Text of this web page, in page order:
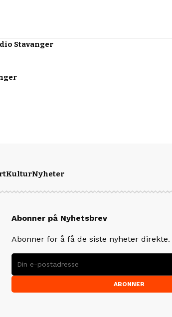
Stavanger
KulturNyheter
Abonner på Nyhetsbrev
Abonner for å få de siste nyheter direkte.
ABONNER